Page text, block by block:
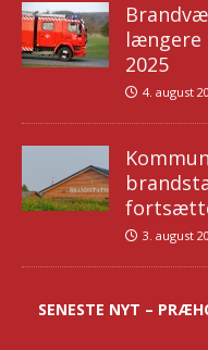
længere
2025
4. august
3. august
SENESTE NYT –